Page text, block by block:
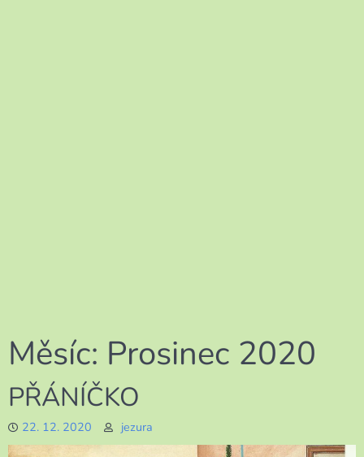
Měsíc: Prosinec 2020
PŘÁNÍČKO
22. 12. 2020 jezura